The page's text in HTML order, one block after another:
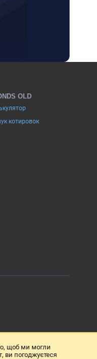
OLD
котировок
щоб ми могли
ви погоджуєтеся